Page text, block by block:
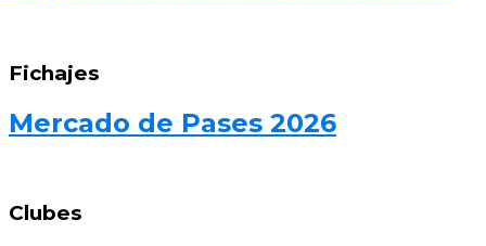
Fichajes
Mercado de Pases 2026
Clubes